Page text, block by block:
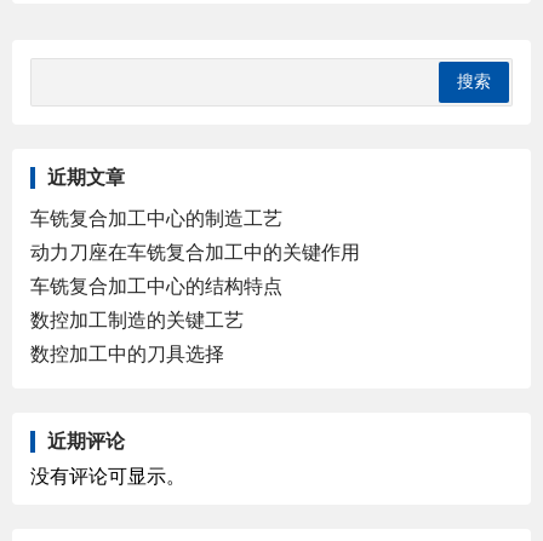
近期文章
车铣复合加工中心的制造工艺
动力刀座在车铣复合加工中的关键作用
车铣复合加工中心的结构特点
数控加工制造的关键工艺
数控加工中的刀具选择
近期评论
没有评论可显示。